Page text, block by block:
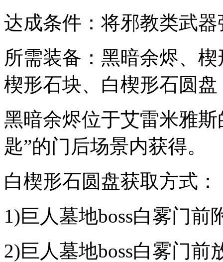
达成条件：将邪教类武
所需装备：黑暗余烬、
楔形石块、白楔形石圆盘
黑暗余烬位于艾雷米雅
匙”的门后场景内获得。
白楔形石圆盘获取方式：
1)巨人墓地boss白雾门前
2)巨人墓地boss白雾门